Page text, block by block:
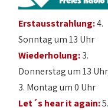
Erstausstrahlung:4.
Sonntag um 13 Uhr
Wiederholung:3.
Donnerstag um 13
3. Montag um 0 Uhr
Let´s hear it again: